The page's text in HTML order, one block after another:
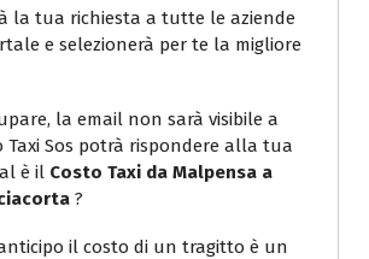
la tua richiesta a tutte le aziende
e selezionerà per te la migliore
la email non sarà visibile a
Taxi Sos potrà rispondere alla tua
è il Costo Taxi da Malpensa a
?
il costo di un tragitto è un